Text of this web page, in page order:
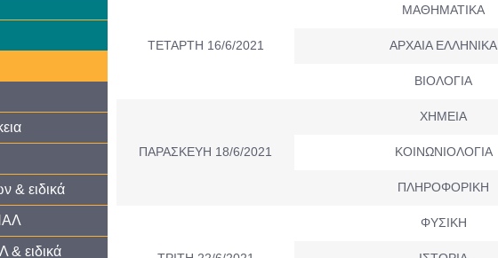
& ειδικά
& ειδικά
ΤΕΤΑΡΤΗ 16/6/2021
ΜΑΘΗΜΑΤΙΚΑ
ΑΡΧΑΙΑ ΕΛΛΗΝΙΚΑ
ΒΙΟΛΟΓΙΑ
ΠΑΡΑΣΚΕΥΗ 18/6/2021
ΧΗΜΕΙΑ
ΚΟΙΝΩΝΙΟΛΟΓΙΑ
ΠΛΗΡΟΦΟΡΙΚΗ
ΦΥΣΙΚΗ